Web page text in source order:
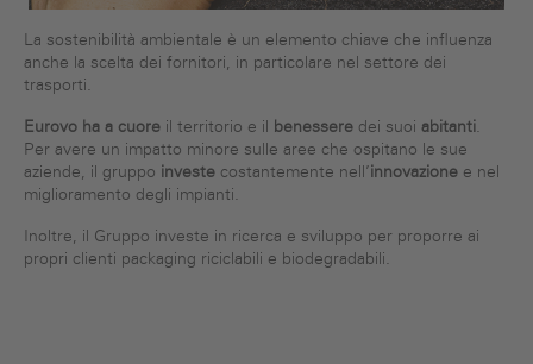
La sostenibilità ambientale è un elemento chiave che influenza
anche la scelta dei fornitori, in particolare nel settore dei
trasporti.
Eurovo ha a cuore il territorio e il benessere dei suoi abitanti.
Per avere un impatto minore sulle aree che ospitano le sue
aziende, il gruppo investe costantemente nell’innovazione e nel
miglioramento degli impianti.
Inoltre, il Gruppo investe in ricerca e sviluppo per proporre ai
propri clienti packaging riciclabili e biodegradabili.